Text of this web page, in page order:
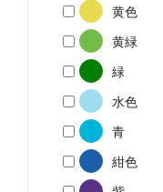
黄色
黄緑
緑
水色
青
紺色